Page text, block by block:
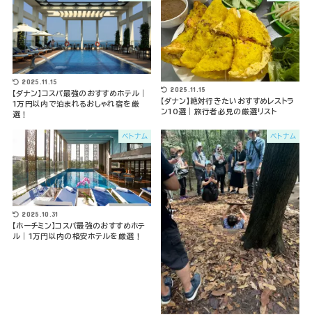
2025.11.15
【ダナン】コスパ最強のおすすめホテル｜
1万円以内で泊まれるおしゃれ宿を厳
選！
2025.11.15
【ダナン】絶対行きたいおすすめレストラ
ン10選｜旅行者必見の厳選リスト
ベトナム
2025.10.31
【ホーチミン】コスパ最強のおすすめホテ
ル｜1万円以内の格安ホテルを厳選！
ベトナム